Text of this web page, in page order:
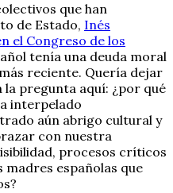
que han
de Estado, Inés
el Congreso de los
tenía una deuda moral
reciente. Quería dejar
la pregunta aquí: ¿por qué
interpelado
aún abrigo cultural y
con nuestra
procesos críticos
españolas que